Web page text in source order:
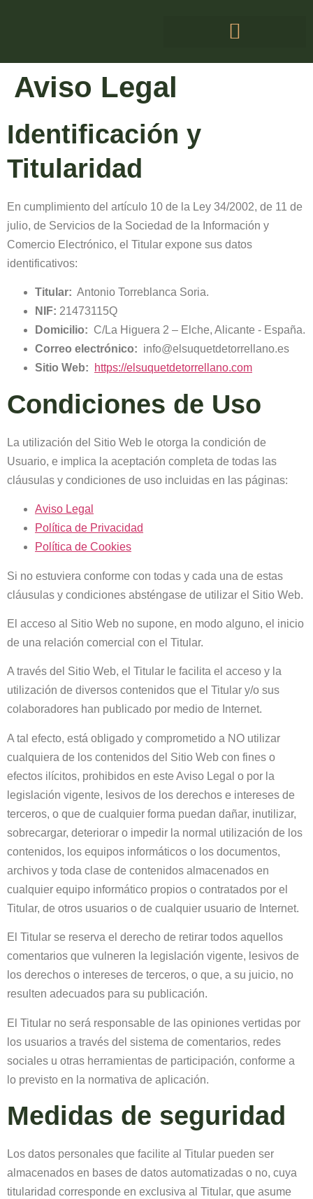
Aviso Legal
Identificación y
Titularidad
En cumplimiento del artículo 10 de la Ley 34/2002, de 11 de
julio, de Servicios de la Sociedad de la Información y
Comercio Electrónico, el Titular expone sus datos
identificativos:
Titular: Antonio Torreblanca Soria.
NIF: 21473115Q
Domicilio: C/La Higuera 2 – Elche, Alicante - España.
Correo electrónico: info@elsuquetdetorrellano.es
Sitio Web:
https://elsuquetdetorrellano.com
Condiciones de Uso
La utilización del Sitio Web le otorga la condición de
Usuario, e implica la aceptación completa de todas las
cláusulas y condiciones de uso incluidas en las páginas:
Aviso Legal
Política de Privacidad
Política de Cookies
Si no estuviera conforme con todas y cada una de estas
cláusulas y condiciones absténgase de utilizar el Sitio Web.
El acceso al Sitio Web no supone, en modo alguno, el inicio
de una relación comercial con el Titular.
A través del Sitio Web, el Titular le facilita el acceso y la
utilización de diversos contenidos que el Titular y/o sus
colaboradores han publicado por medio de Internet.
A tal efecto, está obligado y comprometido a NO utilizar
cualquiera de los contenidos del Sitio Web con fines o
efectos ilícitos, prohibidos en este Aviso Legal o por la
legislación vigente, lesivos de los derechos e intereses de
terceros, o que de cualquier forma puedan dañar, inutilizar,
sobrecargar, deteriorar o impedir la normal utilización de los
contenidos, los equipos informáticos o los documentos,
archivos y toda clase de contenidos almacenados en
cualquier equipo informático propios o contratados por el
Titular, de otros usuarios o de cualquier usuario de Internet.
El Titular se reserva el derecho de retirar todos aquellos
comentarios que vulneren la legislación vigente, lesivos de
los derechos o intereses de terceros, o que, a su juicio, no
resulten adecuados para su publicación.
El Titular no será responsable de las opiniones vertidas por
los usuarios a través del sistema de comentarios, redes
sociales u otras herramientas de participación, conforme a
lo previsto en la normativa de aplicación.
Medidas de seguridad
Los datos personales que facilite al Titular pueden ser
almacenados en bases de datos automatizadas o no, cuya
titularidad corresponde en exclusiva al Titular, que asume